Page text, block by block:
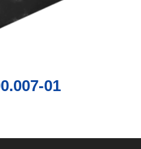
01